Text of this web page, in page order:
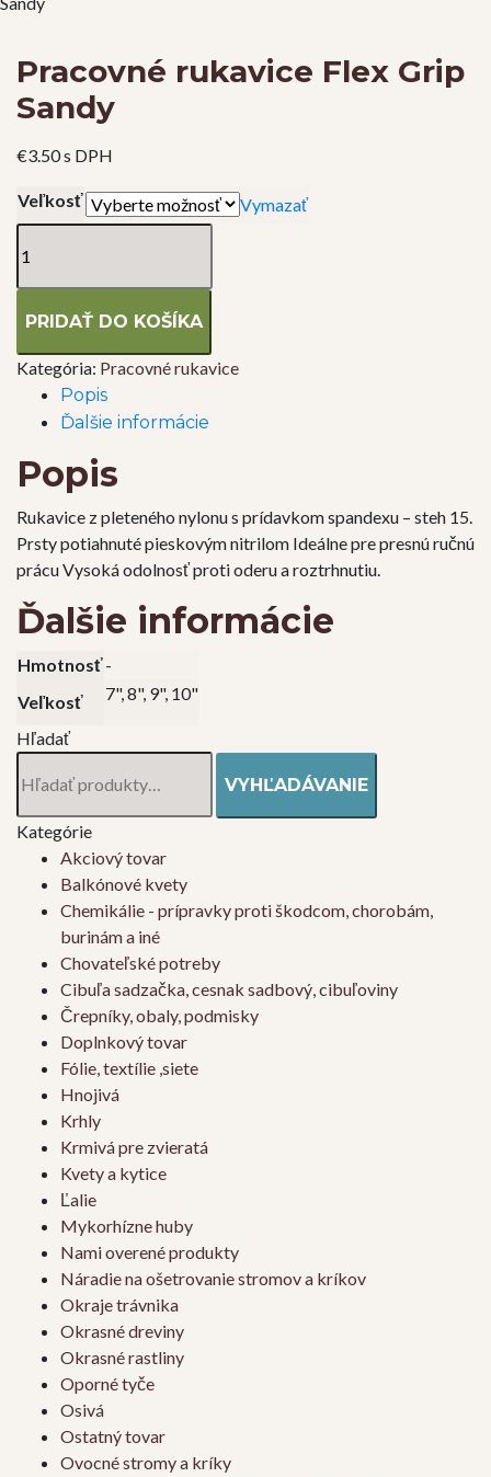
Pracovné rukavice Flex Grip
Sandy
€3.50s DPH
Veľkosť
Vymazať
Pracovné
rukavice
Flex
Sandy
PRIDAŤ DO KOŠÍKA
Kategória: Pracovné rukavice
Popis
Ďalšie informácie
Popis
Rukavice z pleteného nylonu s prídavkom spandexu – steh 15.
Prsty potiahnuté pieskovým nitrilom Ideálne pre presnú ručnú
prácu Vysoká odolnosť proti oderu a roztrhnutiu.
Ďalšie informácie
Hmotnosť-
Veľkosť
7", 8", 9", 10"
Hľadať
VYHĽADÁVANIE
Kategórie
Akciový tovar
Balkónové kvety
Chemikálie - prípravky proti škodcom, chorobám,
burinám a iné
Chovateľské potreby
Cibuľa sadzačka, cesnak sadbový, cibuľoviny
Črepníky, obaly, podmisky
Doplnkový tovar
Fólie, textílie ,siete
Hnojivá
Krhly
Krmivá pre zvieratá
Kvety a kytice
Ľalie
Mykorhízne huby
Nami overené produkty
Náradie na ošetrovanie stromov a kríkov
Okraje trávnika
Okrasné dreviny
Okrasné rastliny
Oporné tyče
Osivá
Ostatný tovar
Ovocné stromy a kríky